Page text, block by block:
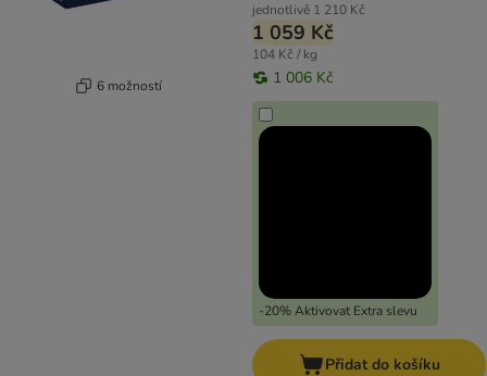
6 možností
jednotlivě 1 210 Kč
1 059 Kč
104 Kč / kg
1 006 Kč
-20% Aktivovat Extra slevu
Přidat do košíku